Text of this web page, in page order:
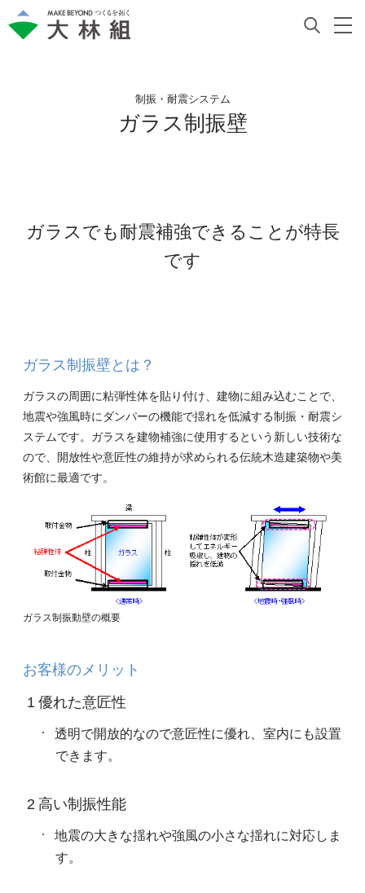
制振・耐震システム
ガラス制振壁
ガラスでも耐震補強できることが特長
です
ガラス制振壁とは？
ガラスの周囲に粘弾性体を貼り付け、建物に組み込むことで、
地震や強風時にダンパーの機能で揺れを低減する制振・耐震シ
ステムです。ガラスを建物補強に使用するという新しい技術な
ので、開放性や意匠性の維持が求められる伝統木造建築物や美
術館に最適です。
ガラス制振動壁の概要
お客様のメリット
1 優れた意匠性
透明で開放的なので意匠性に優れ、室内にも設置
できます。
2 高い制振性能
地震の大きな揺れや強風の小さな揺れに対応しま
す。